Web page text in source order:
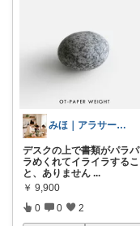
みほ｜アラサー主婦｜共働き｜2児育児中
デスクの上で書類がパラパ
ラめくれてイライラするこ
と、ありません ...
￥ 9,900
0 0 2